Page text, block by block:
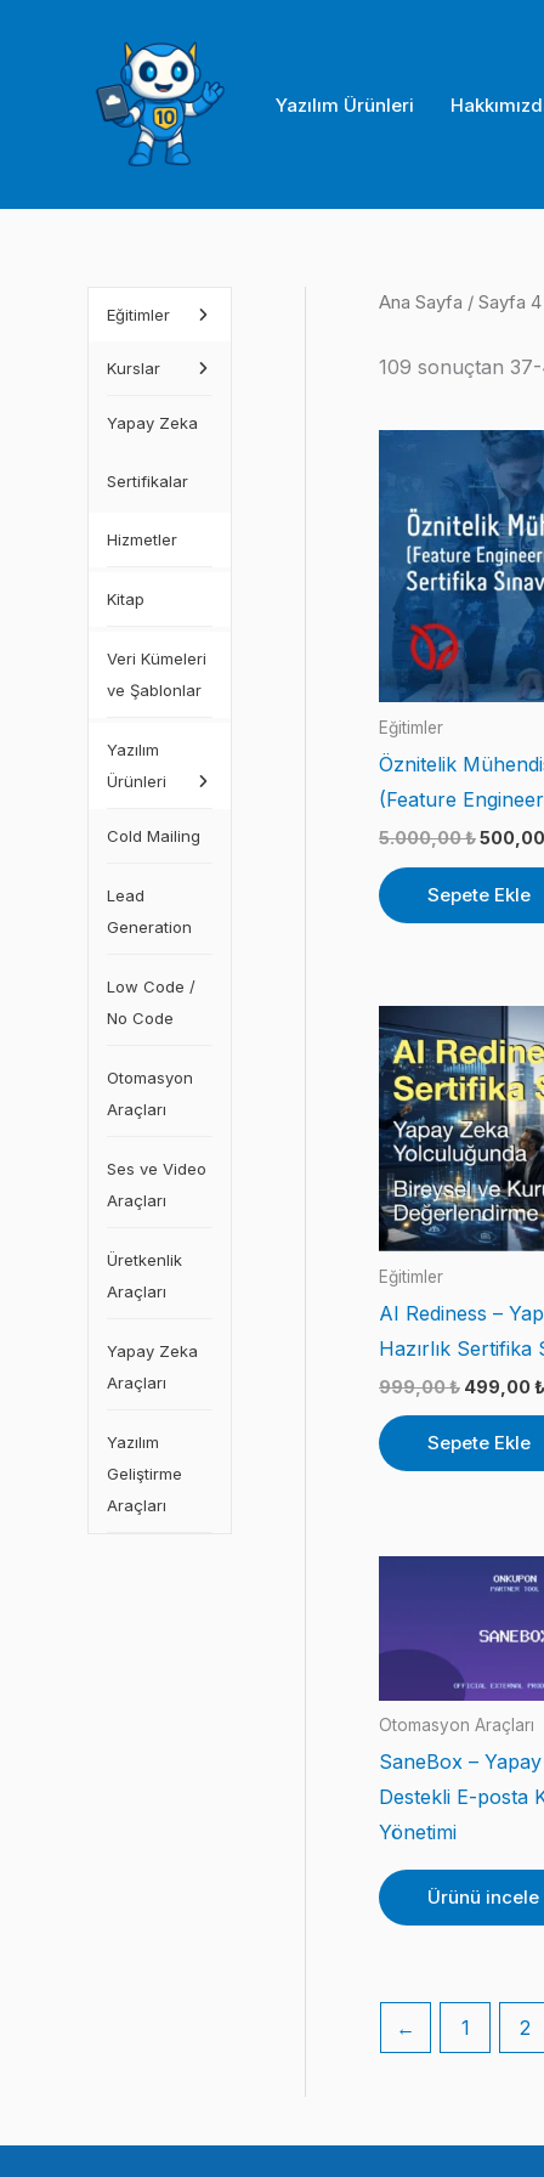
Yazılım Ürünleri
Eğitimler
Kurslar
Yapay Zeka
Sertifikalar
Hizmetler
Kitap
Veri Kümeleri
ve Şablonlar
Yazılım
Ürünleri
Cold Mailing
Lead
Generation
Low Code /
No Code
Otomasyon
Araçları
Ses ve Video
Araçları
Üretkenlik
Araçları
Yapay Zeka
Araçları
Yazılım
Geliştirme
Araçları
Ana Sayfa / Sayfa 4
109 sonuçtan
Eğitimler
Öznitelik
(Feature
5.000,00₺Orijinal
500,00
Sepete Ekle
Eğitimler
AI Rediness –
Hazırlık Sertifika
999,00₺ Orijinal
499,00₺
Sepete Ekle
Otomasyon Araçları
SaneBox –
Destekli E-posta
Yönetimi
Ürünü incele
← 1 2